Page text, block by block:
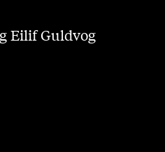
Eilif Guldvog